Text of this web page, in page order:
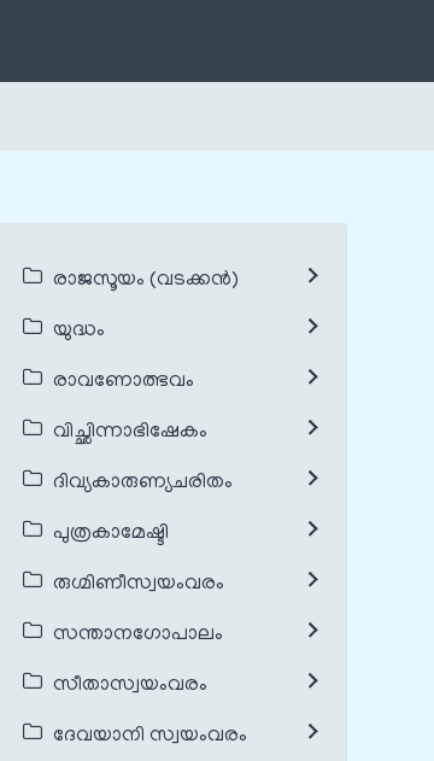
രാജസൂയം (വടക്കൻ)
യുദ്ധം
രാവണോത്ഭവം
വിച്ഛിന്നാഭിഷേകം
ദിവ്യകാരുണ്യചരിതം
പുത്രകാമേഷ്ടി
രുഗ്മിണീസ്വയംവരം
സന്താനഗോപാലം
സീതാസ്വയംവരം
ദേവയാനി സ്വയംവരം